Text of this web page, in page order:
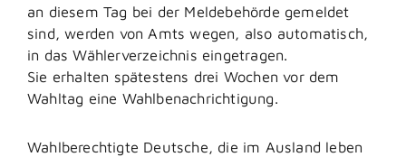
an diesem Tag bei der Meldebehörde gemeldet
sind, werden von Amts wegen, also automatisch,
in das Wählerverzeichnis eingetragen.
Sie erhalten spätestens drei Wochen vor dem
Wahltag eine Wahlbenachrichtigung.
Wahlberechtigte Deutsche, die im Ausland leben